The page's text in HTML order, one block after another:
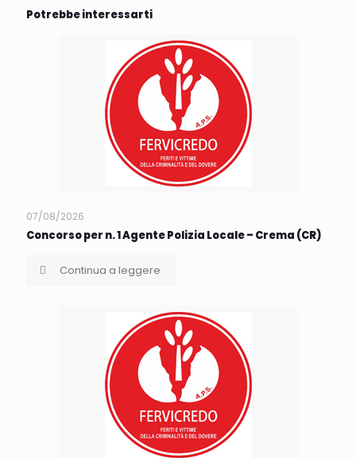
Potrebbe interessarti
07/08/2026
Concorso per n. 1 Agente Polizia Locale – Crema (CR)
Continua a leggere